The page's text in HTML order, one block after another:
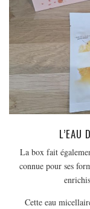
L’EAU
La box fait
connue pour ses
Cette eau